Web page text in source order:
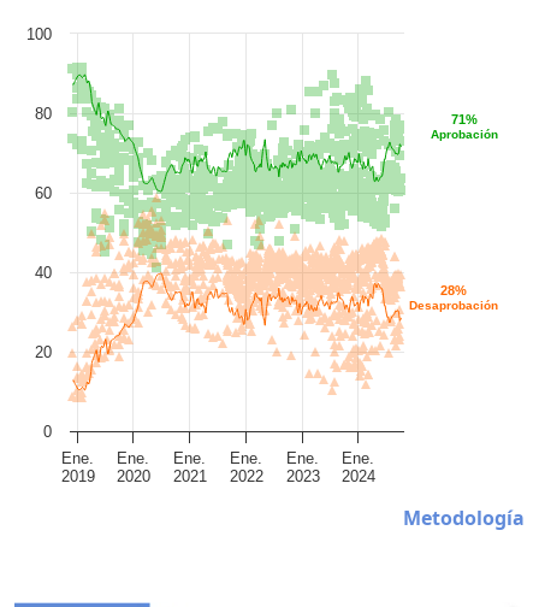
0
20
40
60
80
100
Ene.
2019
Ene.
2020
Ene.
2021
Ene.
2022
Ene.
2023
Ene.
2024
71%
Aprobación
28%
Desaprobación
Metodología